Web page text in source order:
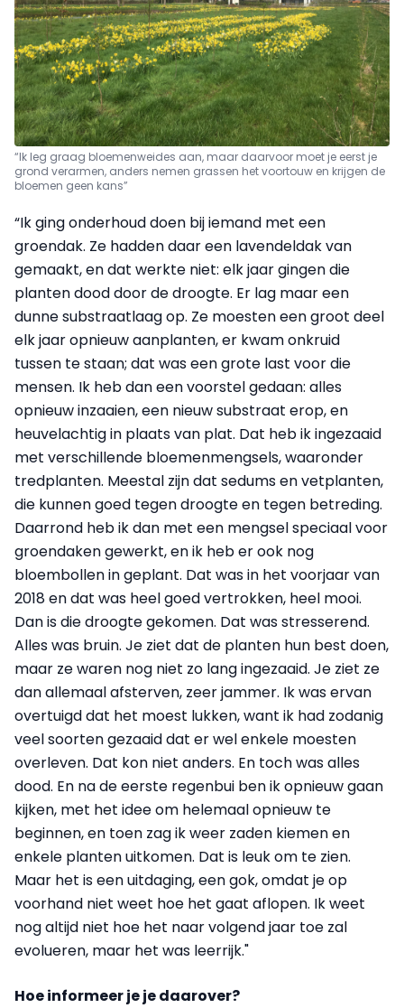
“Ik leg graag bloemenweides aan, maar daarvoor moet je eerst je
grond verarmen, anders nemen grassen het voortouw en krijgen de
bloemen geen kans”
“Ik ging onderhoud doen bij iemand met een
groendak. Ze hadden daar een lavendeldak van
gemaakt, en dat werkte niet: elk jaar gingen die
planten dood door de droogte. Er lag maar een
dunne substraatlaag op. Ze moesten een groot deel
elk jaar opnieuw aanplanten, er kwam onkruid
tussen te staan; dat was een grote last voor die
mensen. Ik heb dan een voorstel gedaan: alles
opnieuw inzaaien, een nieuw substraat erop, en
heuvelachtig in plaats van plat. Dat heb ik ingezaaid
met verschillende bloemenmengsels, waaronder
tredplanten. Meestal zijn dat sedums en vetplanten,
die kunnen goed tegen droogte en tegen betreding.
Daarrond heb ik dan met een mengsel speciaal voor
groendaken gewerkt, en ik heb er ook nog
bloembollen in geplant. Dat was in het voorjaar van
2018 en dat was heel goed vertrokken, heel mooi.
Dan is die droogte gekomen. Dat was stresserend.
Alles was bruin. Je ziet dat de planten hun best doen,
maar ze waren nog niet zo lang ingezaaid. Je ziet ze
dan allemaal afsterven, zeer jammer. Ik was ervan
overtuigd dat het moest lukken, want ik had zodanig
veel soorten gezaaid dat er wel enkele moesten
overleven. Dat kon niet anders. En toch was alles
dood. En na de eerste regenbui ben ik opnieuw gaan
kijken, met het idee om helemaal opnieuw te
beginnen, en toen zag ik weer zaden kiemen en
enkele planten uitkomen. Dat is leuk om te zien.
Maar het is een uitdaging, een gok, omdat je op
voorhand niet weet hoe het gaat aflopen. Ik weet
nog altijd niet hoe het naar volgend jaar toe zal
evolueren, maar het was leerrijk."
Hoe informeer je je daarover?